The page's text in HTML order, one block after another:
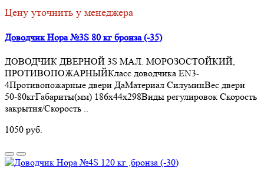
Цену уточнить у менеджера
Доводчик Нора №3S 80 кг бронза (-35)
ДОВОДЧИК ДВЕРНОЙ 3S МАЛ. МОРОЗОСТОЙКИЙ,
ПРОТИВОПОЖАРНЫЙКласс доводчика EN3-
4Противопожарные двери ДаМатериал СилуминВес двери
50-80кгГабариты(мм) 186х44х298Виды регулировок Скорость
закрытия/Скорость ..
1050 руб.